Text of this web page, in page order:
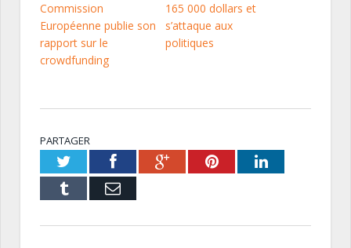
Commission
Européenne publie son
rapport sur le
crowdfunding
165 000 dollars et
s’attaque aux
politiques
PARTAGER
TwitterFacebookGoogle+PinterestLinkedIn
Tumblr Email